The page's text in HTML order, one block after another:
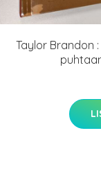
Taylor Brandon